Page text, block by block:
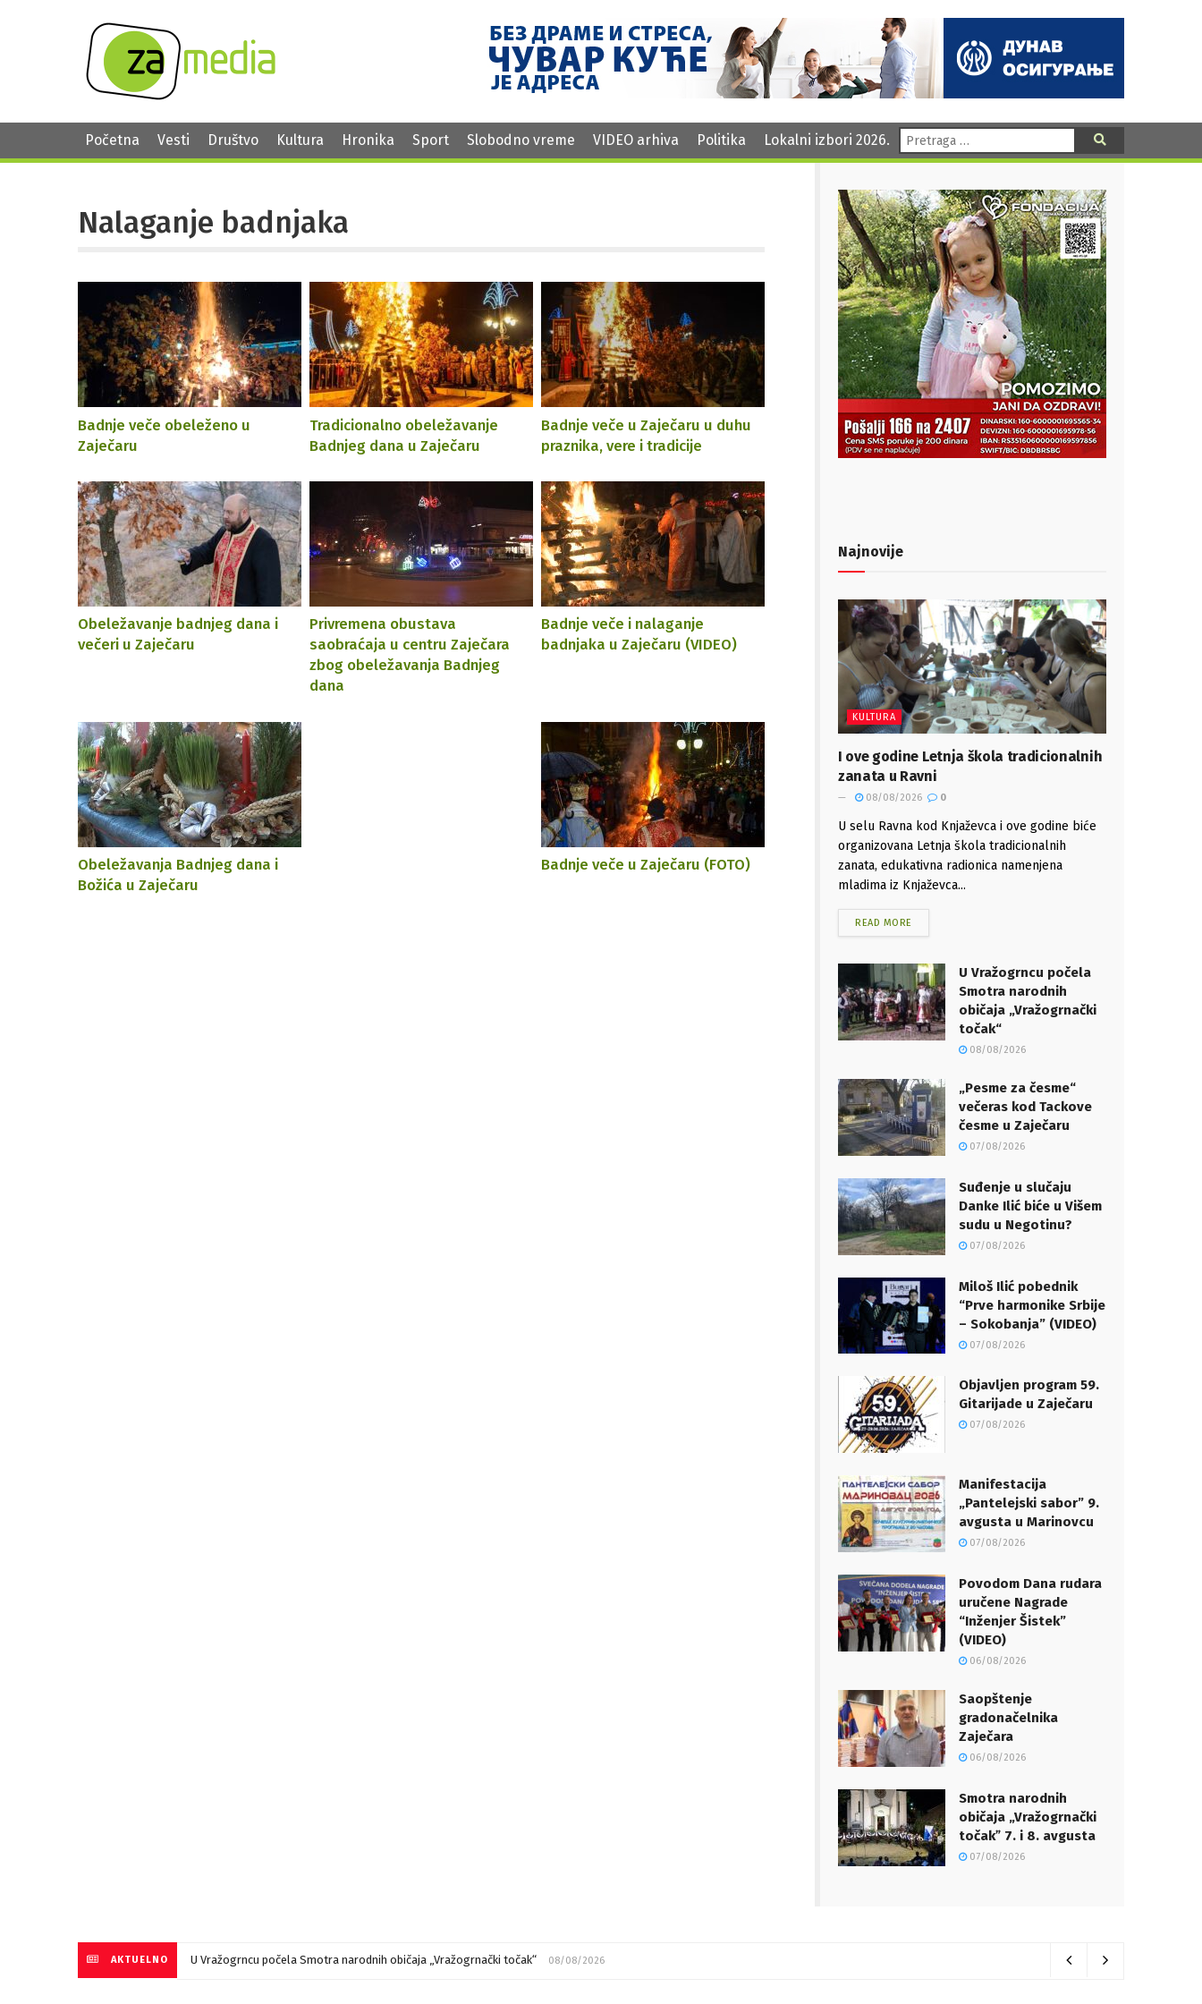
Početna Vesti Društvo Kultura Hronika Sport Slobodno vreme VIDEO arhiva Politika Lokalni izbori 2026. Pretraga:
Nalaganje badnjaka
Badnje veče obeleženo u
Zaječaru
Tradicionalno obeležavanje
Badnjeg dana u Zaječaru
Badnje veče u Zaječaru u duhu
praznika, vere i tradicije
Obeležavanje badnjeg dana i
večeri u Zaječaru
Privremena obustava
saobraćaja u centru Zaječara
zbog obeležavanja Badnjeg
dana
Badnje veče i nalaganje
badnjaka u Zaječaru (VIDEO)
Obeležavanja Badnjeg dana i
Božića u Zaječaru
Badnje veče u Zaječaru (FOTO)
Najnovije
KULTURA
I ove godine Letnja škola tradicionalnih
zanata u Ravni
08/08/2026 0
U selu Ravna kod Knjaževca i ove godine biće
organizovana Letnja škola tradicionalnih
zanata, edukativna radionica namenjena
mladima iz Knjaževca...
READ MORE
U Vražogrncu počela
Smotra narodnih
običaja „Vražogrnački
točak“
08/08/2026
„Pesme za česme“
večeras kod Tackove
česme u Zaječaru
07/08/2026
Suđenje u slučaju
Danke Ilić biće u Višem
sudu u Negotinu?
07/08/2026
Miloš Ilić pobednik
“Prve harmonike Srbije
– Sokobanja” (VIDEO)
07/08/2026
Objavljen program 59.
Gitarijade u Zaječaru
07/08/2026
Manifestacija
„Pantelejski sabor” 9.
avgusta u Marinovcu
07/08/2026
Povodom Dana rudara
uručene Nagrade
“Inženjer Šistek”
(VIDEO)
06/08/2026
Saopštenje
gradonačelnika
Zaječara
06/08/2026
Smotra narodnih
običaja „Vražogrnački
točakˮ 7. i 8. avgusta
07/08/2026
AKTUELNO U Vražogrncu počela Smotra narodnih običaja „Vražogrnački točak“ 08/08/2026